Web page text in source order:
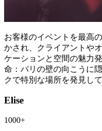
お客様のイベントを最高
かされ、クライアントや
ケーションと空間の魅力
命：パリの壁の向こうに
クで特別な場所を発見し
Elise
1000+